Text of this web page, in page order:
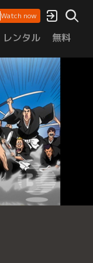
Watch now
レンタル 無料